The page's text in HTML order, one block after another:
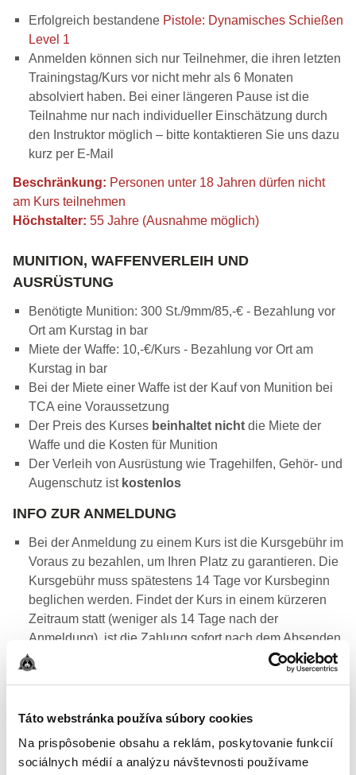
Táto webstránka používa súbory cookies
Na prispôsobenie obsahu a reklám, poskytovanie funkcií
sociálnych médií a analýzu návštevnosti používame
Erfolgreich bestandene Pistole: Dynamisches Schießen
Level 1
Anmelden können sich nur Teilnehmer, die ihren letzten
Trainingstag/Kurs vor nicht mehr als 6 Monaten
absolviert haben. Bei einer längeren Pause ist die
Teilnahme nur nach individueller Einschätzung durch
den Instruktor möglich – bitte kontaktieren Sie uns dazu
kurz per E-Mail
Beschränkung: Personen unter 18 Jahren dürfen nicht
am Kurs teilnehmen
Höchstalter: 55 Jahre (Ausnahme möglich)
MUNITION, WAFFENVERLEIH UND
AUSRÜSTUNG
Benötigte Munition: 300 St./9mm/85,-€ - Bezahlung vor
Ort am Kurstag in bar
Miete der Waffe: 10,-€/Kurs - Bezahlung vor Ort am
Kurstag in bar
Bei der Miete einer Waffe ist der Kauf von Munition bei
TCA eine Voraussetzung
Der Preis des Kurses beinhaltet nicht die Miete der
Waffe und die Kosten für Munition
Der Verleih von Ausrüstung wie Tragehilfen, Gehör- und
Augenschutz ist kostenlos
INFO ZUR ANMELDUNG
Bei der Anmeldung zu einem Kurs ist die Kursgebühr im
Voraus zu bezahlen, um Ihren Platz zu garantieren. Die
Kursgebühr muss spätestens 14 Tage vor Kursbeginn
beglichen werden. Findet der Kurs in einem kürzeren
Zeitraum statt (weniger als 14 Tage nach der
Anmeldung), ist die Zahlung sofort nach dem Absenden
der Anmeldung erforderlich.
Eine Rückerstattung erfolgt nur, wenn der Kurs von TCA
seitens des Veranstalters kommt. Kann der Teilnehmer
zurückerstattet, sondern in Form eines Guthabens auf
einen Ersatztermin übertragen.